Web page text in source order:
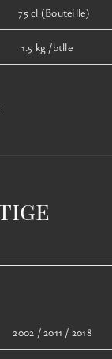
75 cl (Bouteille)
1.5 kg /btlle
2002 / 2011 / 2018